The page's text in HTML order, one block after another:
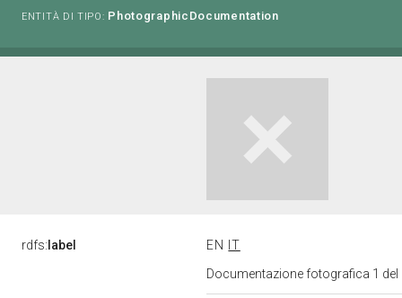
ENTITÀ DI TIPO: PhotographicDocumentation
rdfs: label EN
IT
Documentazione fotografica 1